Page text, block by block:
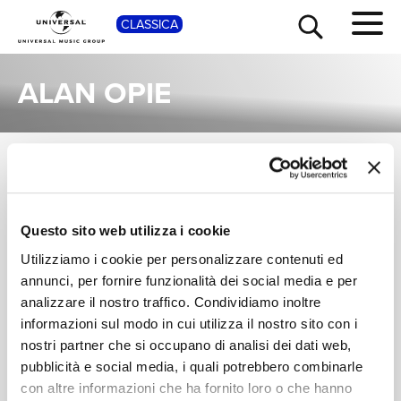
Questo sito web utilizza i cookie
Utilizziamo i cookie per personalizzare contenuti ed
annunci, per fornire funzionalità dei social media e per
analizzare il nostro traffico. Condividiamo inoltre
informazioni sul modo in cui utilizza il nostro sito con i
nostri partner che si occupano di analisi dei dati web,
pubblicità e social media, i quali potrebbero combinarle
con altre informazioni che ha fornito loro o che hanno
CLASSICA
ALAN OPIE
SIR CHARLES
JOSEPHINE
BARSTOW, PHILIP
LANGRIDGE
Britten: Gloriana
Digitale
JOSEPHINE
LANGRIDGE, ALAN
OPIE
Britten: Gloriana
2 CDS
Digitale
SHOP
TOUR
NEWS
RICERCA
CHI SIAMO
CONTATTI